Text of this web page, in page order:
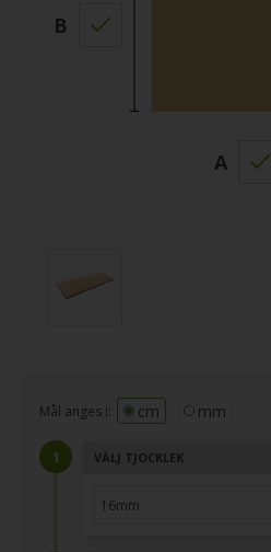
B
A
Mål anges i: cm mm
VÄLJ TJOCKLEK